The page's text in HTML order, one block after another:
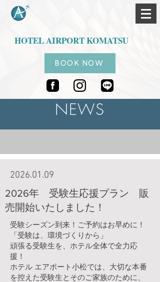
HOTEL AIRPORT KOMATSU
BOOK NOW
NEWS
2026.01.09
2026年 受験生応援プラン 販
売開始いたしました！
受験シーズン到来！ご予約はお早めに！
「受験は、環境づくりから」
頑張る受験生を、ホテル全体で全力応
援！
ホテル エアポート小松では、大切な本番
を控えた受験生とそのご家族のために、